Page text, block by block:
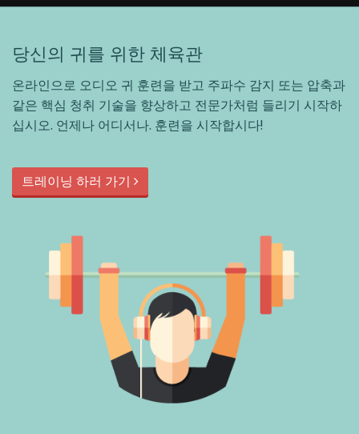
당신의 귀를 위한 체육관
온라인으로 오디오 귀 훈련을 받고 주파수 감지 또는 압축과
같은 핵심 청취 기술을 향상하고 전문가처럼 들리기 시작하
십시오. 언제나 어디서나. 훈련을 시작합시다!
트레이닝 하러 가기